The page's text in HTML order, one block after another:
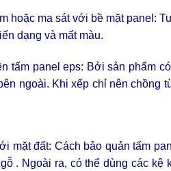
hoặc ma sát với bề mặt panel:
dạng và mất màu.
tấm panel eps: Bởi sản phẩm
ngoài. Khi xếp chỉ nên chồng
mặt đất: Cách bảo quản tấm
. Ngoài ra, có thể dùng các kệ